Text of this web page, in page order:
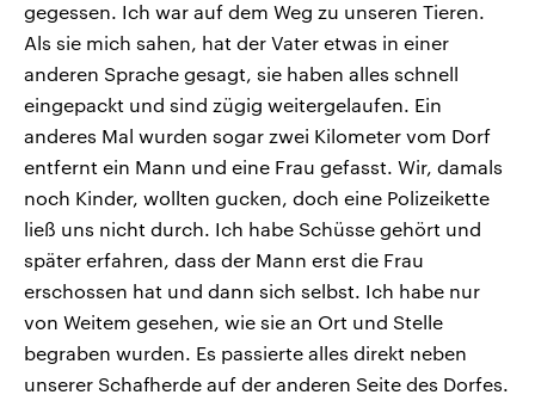
gegessen. Ich war auf dem Weg zu unseren Tieren.
Als sie mich sahen, hat der Vater etwas in einer
anderen Sprache gesagt, sie haben alles schnell
eingepackt und sind zügig weitergelaufen. Ein
anderes Mal wurden sogar zwei Kilometer vom Dorf
entfernt ein Mann und eine Frau gefasst. Wir, damals
noch Kinder, wollten gucken, doch eine Polizeikette
ließ uns nicht durch. Ich habe Schüsse gehört und
später erfahren, dass der Mann erst die Frau
erschossen hat und dann sich selbst. Ich habe nur
von Weitem gesehen, wie sie an Ort und Stelle
begraben wurden. Es passierte alles direkt neben
unserer Schafherde auf der anderen Seite des Dorfes.